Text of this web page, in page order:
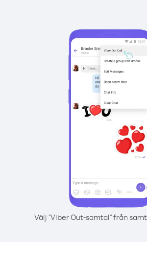
Välj "Viber Out-samtal" från